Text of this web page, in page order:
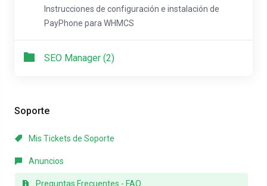
Soporte
Mis Tickets de Soporte
Anuncios
Preguntas Frecuentes - FAQ
Instrucciones de configuración e instalación de
PayPhone para WHMCS
SEO Manager (2)